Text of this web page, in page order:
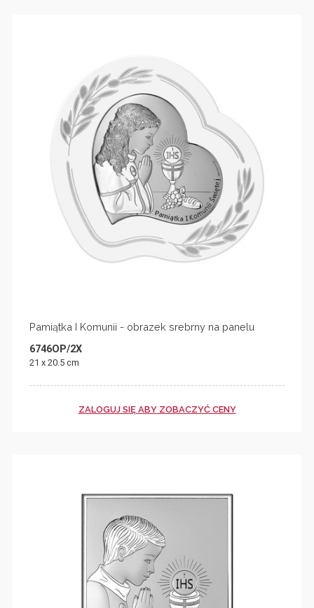
Pamiątka I Komunii - obrazek srebrny na panelu
6746OP/2X
21 x 20.5 cm
ZALOGUJ SIĘ ABY ZOBACZYĆ CENY